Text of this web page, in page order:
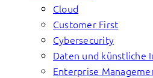
Cloud
Customer First
Cybersecurity
Daten und künstliche
Enterprise